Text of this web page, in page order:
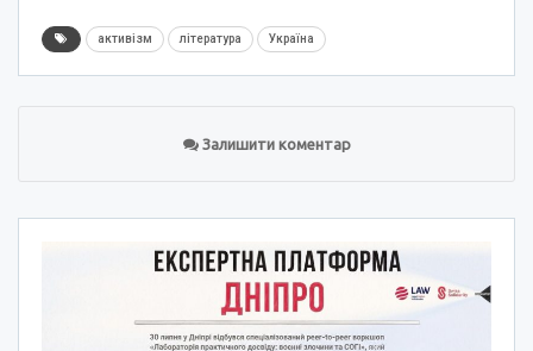
активізм література Україна
Залишити коментар